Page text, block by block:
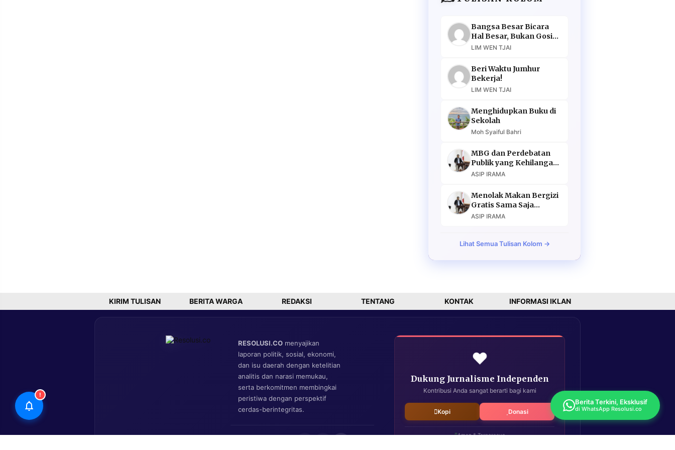
Bangsa Besar Bicara
Hal Besar, Bukan Gosip
Murahan
LIM WEN TJAI
Beri Waktu Jumhur
Bekerja!
LIM WEN TJAI
Menghidupkan Buku di
Sekolah
Moh Syaiful Bahri
MBG dan Perdebatan
Publik yang Kehilangan
Argumen
ASIP IRAMA
Menolak Makan Bergizi
Gratis Sama Saja
Menolak Masa Depan
ASIP IRAMA
Lihat Semua Tulisan Kolom →
KIRIM TULISAN BERITA WARGA REDAKSI TENTANG KONTAK INFORMASI IKLAN
RESOLUSI.CO menyajikan
laporan politik, sosial, ekonomi,
dan isu daerah dengan ketelitian
analitis dan narasi memukau,
serta berkomitmen membingkai
peristiwa dengan perspektif
cerdas-berintegritas.
❤️
Dukung Jurnalisme Independen
Kontribusi Anda sangat berarti bagi kami
Kopi Donasi
Aman & Terpercaya
!
Berita Terkini, Eksklusif
di WhatsApp Resolusi.co